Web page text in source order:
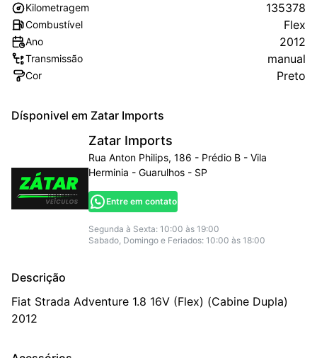
Kilometragem 135378
Combustível Flex
Ano 2012
Transmissão manual
Cor Preto
Dísponivel em Zatar Imports
Zatar Imports
Rua Anton Philips, 186 - Prédio B - Vila
Herminia - Guarulhos - SP
Entre em contato
Segunda à Sexta: 10:00 às 19:00
Sabado, Domingo e Feriados: 10:00 às 18:00
Descrição
Fiat Strada Adventure 1.8 16V (Flex) (Cabine Dupla)
2012